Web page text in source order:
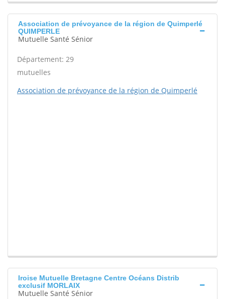
Association de prévoyance de la région de Quimperlé
QUIMPERLE
Mutuelle Santé Sénior
Département: 29
mutuelles
Association de prévoyance de la région de Quimperlé
Iroise Mutuelle Bretagne Centre Océans Distrib
exclusif MORLAIX
Mutuelle Santé Sénior